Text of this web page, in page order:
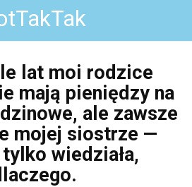
lat moi rodzice
mają pieniędzy na
ale zawsze
mojej siostrze —
wiedziała,